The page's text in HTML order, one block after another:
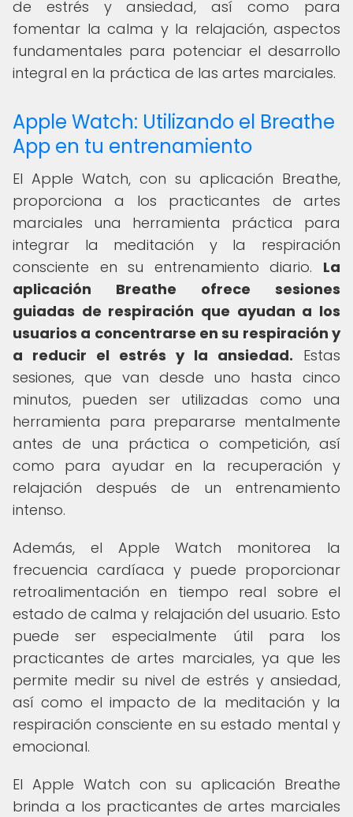
de estrés y ansiedad, así como para
fomentar la calma y la relajación, aspectos
fundamentales para potenciar el desarrollo
integral en la práctica de las artes marciales.
Apple Watch: Utilizando el Breathe
App en tu entrenamiento
El Apple Watch, con su aplicación Breathe,
proporciona a los practicantes de artes
marciales una herramienta práctica para
integrar la meditación y la respiración
consciente en su entrenamiento diario. La
aplicación Breathe ofrece sesiones
guiadas de respiración que ayudan a los
usuarios a concentrarse en su respiración y
a reducir el estrés y la ansiedad. Estas
sesiones, que van desde uno hasta cinco
minutos, pueden ser utilizadas como una
herramienta para prepararse mentalmente
antes de una práctica o competición, así
como para ayudar en la recuperación y
relajación después de un entrenamiento
intenso.
Además, el Apple Watch monitorea la
frecuencia cardíaca y puede proporcionar
retroalimentación en tiempo real sobre el
estado de calma y relajación del usuario. Esto
puede ser especialmente útil para los
practicantes de artes marciales, ya que les
permite medir su nivel de estrés y ansiedad,
así como el impacto de la meditación y la
respiración consciente en su estado mental y
emocional.
El Apple Watch con su aplicación Breathe
brinda a los practicantes de artes marciales